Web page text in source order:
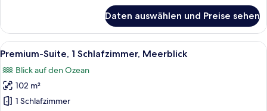
Suite,
eigener
Pool
Daten auswählen und Preise sehen
Alle
Fotos
für
Premium-
Suite,
Ein geräumiges Schlafzimmer mit
18
Premium-Suite, 1 Schlafzimmer, Meerblick
Blick auf den Ozean
102 m²
1 Schlafzimmer